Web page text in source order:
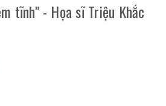
tĩnh" - Họa sĩ Triệu Khắc